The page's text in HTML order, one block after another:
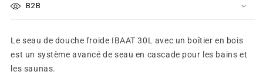
30L
B2B
Le seau de douche froide IBAAT 30L avec un boîtier en bois
est un système avancé de seau en cascade pour les bains et
les saunas.